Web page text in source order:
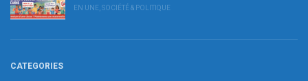
EN UNE SOCIÉTÉ & POLITIQUE
CATEGORIES